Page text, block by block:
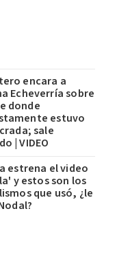
encara a
Echeverría sobre
donde
estuvo
sale
| VIDEO
estrena el video
y estos son los
que usó, ¿le